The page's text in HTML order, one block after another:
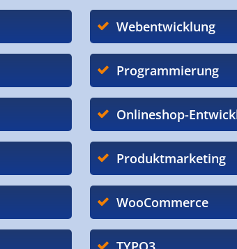
Webentwicklung
Programmierung
Onlineshop-
Produktmarketing
WooCommerce